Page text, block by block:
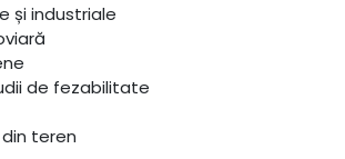
și industriale
de fezabilitate
teren